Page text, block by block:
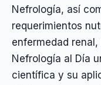
Nefrología, así
requerimientos
enfermedad
Nefrología al Día
científica y su